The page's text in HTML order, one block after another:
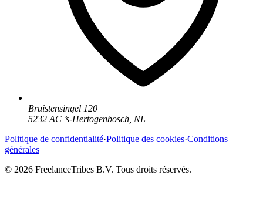
Bruistensingel 120
5232 AC ’s-Hertogenbosch NL
Politique de confidentialité·Politique des cookies·Conditions
générales
© 2026 FreelanceTribes B.V. Tous droits réservés.